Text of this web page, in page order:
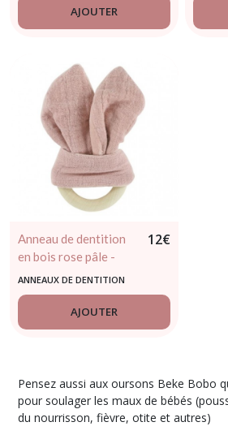
AJOUTER
Anneau de dentition
en bois rose pâle -
TRIXIE
12€
ANNEAUX DE DENTITION
AJOUTER
Pensez aussi aux oursons Beke Bobo
pour soulager les maux de bébés
du nourrisson, fièvre, otite et autres)